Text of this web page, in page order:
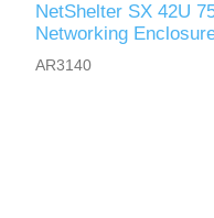
NetShelter SX 42U
Networking
AR3140